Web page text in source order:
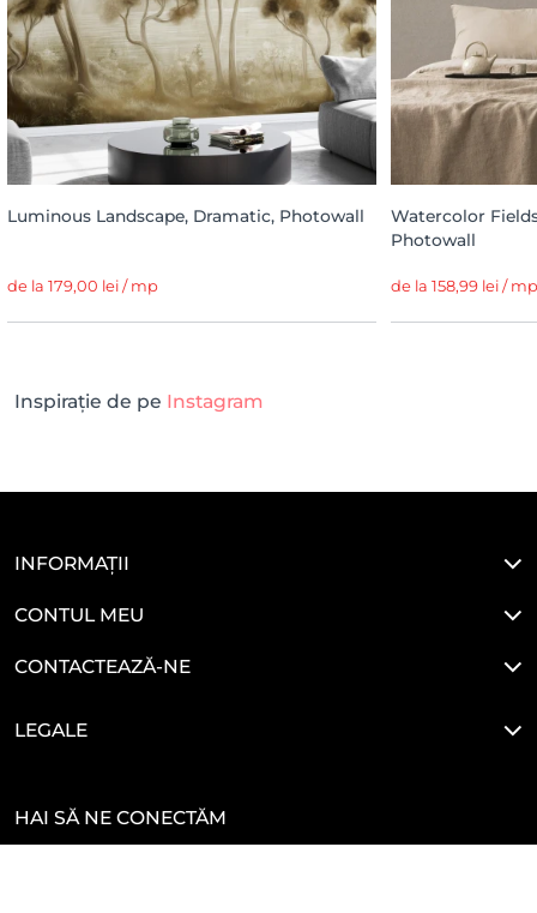
Luminous Landscape, Dramatic, Photowall
de la 179,00 lei / mp
Watercolor
Photowall
de la 158,99 lei / mp
Inspirație de pe Instagram
INFORMAȚII
CONTUL MEU
CONTACTEAZĂ-NE
LEGALE
HAI SĂ NE CONECTĂM